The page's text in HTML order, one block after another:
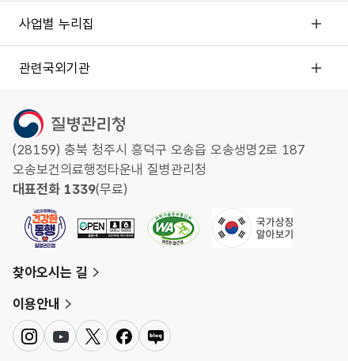
사업별 누리집
관련국외기관
(28159) 충북 청주시 흥덕구 오송읍 오송생명2로 187
오송보건의료행정타운내 질병관리청
대표전화 1339(무료)
찾아오시는 길
이용안내
인
스
유
튜
트
위
페
이
네
이